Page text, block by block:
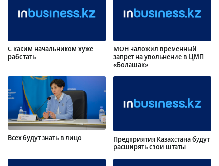
С каким начальником хуже
работать
МОН наложил временный
запрет на увольнение в ЦМП
«Болашак»
Всех будут знать в лицо
Предприятия Казахстана будут
расширять свои штаты